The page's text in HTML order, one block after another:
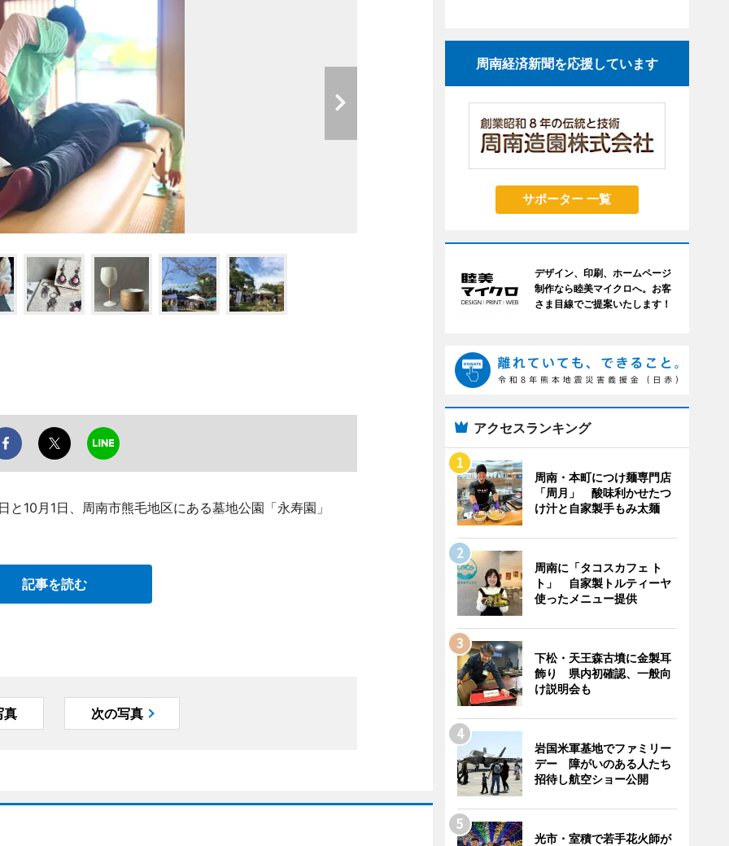
10月1日、周南市熊毛地区にある墓地公園「永寿園」
記事を読む
真 次の写真
周南経済新聞を応援しています
サポーター 一覧
デザイン、印刷、ホームページ
制作なら睦美マイクロへ。お客
さま目線でご提案いたします！
アクセスランキング
周南・本町につけ麺専門店
「周月」 酸味利かせたつ
け汁と自家製手もみ太麺
周南に「タコスカフェ ト
ト」 自家製トルティーヤ
使ったメニュー提供
下松・天王森古墳に金製耳
飾り 県内初確認、一般向
け説明会も
岩国米軍基地でファミリー
デー 障がいのある人たち
招待し航空ショー公開
光市・室積で若手花火師が